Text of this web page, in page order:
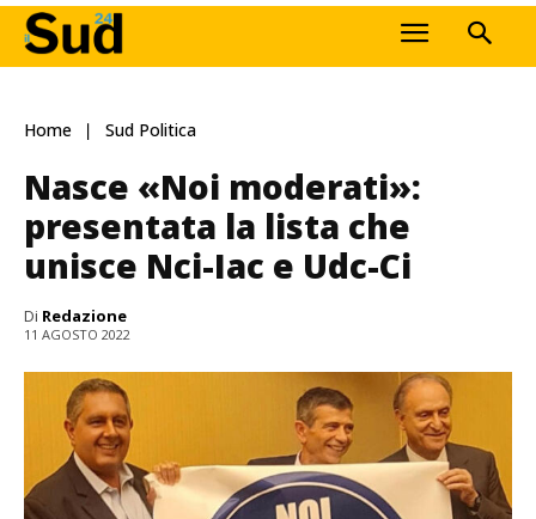
Home Sud Politica
Nasce «Noi moderati»:
presentata la lista che
unisce Nci-Iac e Udc-Ci
Di Redazione
11 AGOSTO 2022